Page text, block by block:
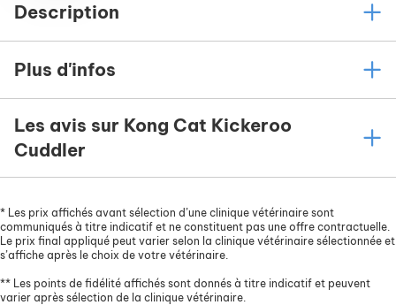
Description
Plus d'infos
Les avis sur Kong Cat Kickeroo
Cuddler
* Les prix affichés avant sélection d’une clinique vétérinaire sont
communiqués à titre indicatif et ne constituent pas une offre contractuelle.
Le prix final appliqué peut varier selon la clinique vétérinaire sélectionnée et
s’affiche après le choix de votre vétérinaire.
** Les points de fidélité affichés sont donnés à titre indicatif et peuvent
varier après sélection de la clinique vétérinaire.